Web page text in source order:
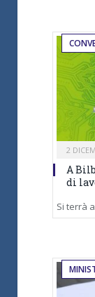
2
A
di
Si terrà